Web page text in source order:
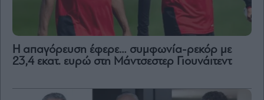
Η απαγόρευση έφερε… συμφωνία-ρεκόρ με
23,4 εκατ. ευρώ στη Μάντσεστερ Γιουνάιτεντ